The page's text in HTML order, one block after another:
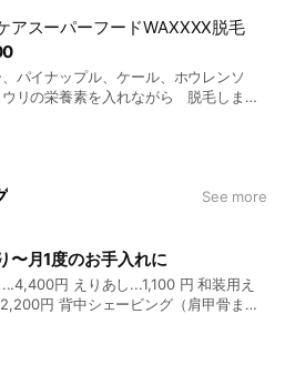
OK 価格
わせ下さい
アスーパーフードWAXXXX脱毛
パイナップル、ケール、ホウレンソ
ウリの栄養素を入れながら 脱毛しま
See more
〜月1度のお手入れに
円 えりあし...1,100 円 和装用え
ービング（肩甲骨ま